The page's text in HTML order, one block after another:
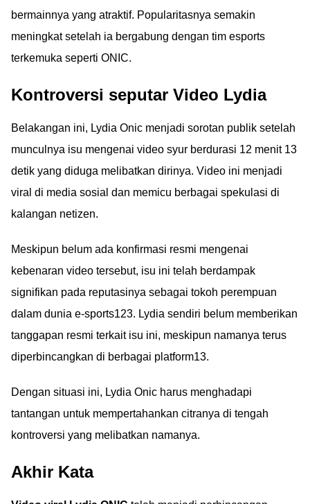
bermainnya yang atraktif. Popularitasnya semakin
meningkat setelah ia bergabung dengan tim esports
terkemuka seperti ONIC.
Kontroversi seputar Video Lydia
Belakangan ini, Lydia Onic menjadi sorotan publik setelah
munculnya isu mengenai video syur berdurasi 12 menit 13
detik yang diduga melibatkan dirinya. Video ini menjadi
viral di media sosial dan memicu berbagai spekulasi di
kalangan netizen.
Meskipun belum ada konfirmasi resmi mengenai
kebenaran video tersebut, isu ini telah berdampak
signifikan pada reputasinya sebagai tokoh perempuan
dalam dunia e-sports123. Lydia sendiri belum memberikan
tanggapan resmi terkait isu ini, meskipun namanya terus
diperbincangkan di berbagai platform13.
Dengan situasi ini, Lydia Onic harus menghadapi
tantangan untuk mempertahankan citranya di tengah
kontroversi yang melibatkan namanya.
Akhir Kata